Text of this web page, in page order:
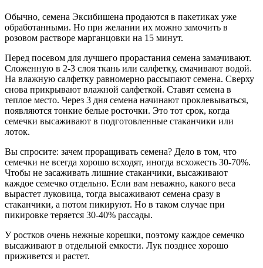
Обычно, семена Эксибишена продаются в пакетиках уже
обработанными. Но при желании их можно замочить в
розовом растворе марганцовки на 15 минут.
Перед посевом для лучшего прорастания семена замачивают.
Сложенную в 2-3 слоя ткань или салфетку, смачивают водой.
На влажную салфетку равномерно рассыпают семена. Сверху
снова прикрывают влажной салфеткой. Ставят семена в
теплое место. Через 3 дня семена начинают проклевываться,
появляются тонкие белые росточки. Это тот срок, когда
семечки высаживают в подготовленные стаканчики или
лоток.
Вы спросите: зачем проращивать семена? Дело в том, что
семечки не всегда хорошо всходят, иногда всхожесть 30-70%.
Чтобы не засаживать лишние стаканчики, высаживают
каждое семечко отдельно. Если вам неважно, какого веса
вырастет луковица, тогда высаживают семена сразу в
стаканчики, а потом пикируют. Но в таком случае при
пикировке теряется 30-40% рассады.
У ростков очень нежные корешки, поэтому каждое семечко
высаживают в отдельной емкости. Лук позднее хорошо
приживется и растет.